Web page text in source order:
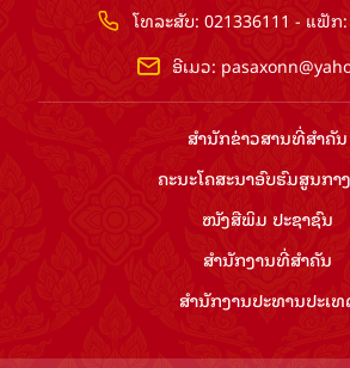
ໂທລະສັບ: 021336111 - ແຟັກ
ອີເມວ:
ສຳ​ນັກ​ຂ່າວ​ສານ​ທີ່​ສຳ​ຄັນ​
ຄະນະໂຄສະນາອົບຮົມ​ສູນ​ກ
ໜັງສືພິມ ປະ​ຊາ​ຊົນ
ສຳ​ນັກ​ງານ​ທີ່​ສຳ​ຄັນ
ສຳ​ນັກ​ງານ​ປະ​ທານ​ປະ​ເ